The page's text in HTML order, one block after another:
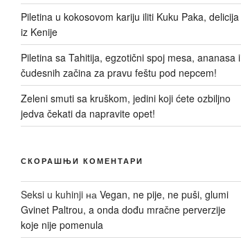
Piletina u kokosovom kariju iliti Kuku Paka, delicija
iz Kenije
Piletina sa Tahitija, egzotični spoj mesa, ananasa i
čudesnih začina za pravu feštu pod nepcem!
Zeleni smuti sa kruškom, jedini koji ćete ozbiljno
jedva čekati da napravite opet!
СКОРАШЊИ КОМЕНТАРИ
Seksi u kuhinjiна Vegan, ne pije, ne puši, glumi
Gvinet Paltrou, a onda dođu mračne perverzije
koje nije pomenula